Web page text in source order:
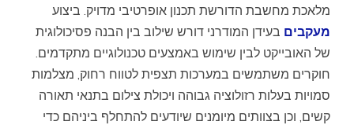
מלאכת מחשבת הדורשת תכנון אופרטיבי מדויק. ביצוע
מעקבים בעידן המודרני דורש שילוב בין הבנה פסיכולוגית
של האובייקט לבין שימוש באמצעים טכנולוגיים מתקדמים.
חוקרים משתמשים במערכות תצפית לטווח רחוק, מצלמות
סמויות בעלות רזולוציה גבוהה ויכולת צילום בתנאי תאורה
קשים, וכן בצוותים מיומנים שיודעים להתחלף ביניהם כדי